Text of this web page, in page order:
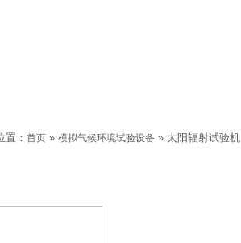
置： 首页 » 模拟气候环境试验设备 » 太阳辐射试验机